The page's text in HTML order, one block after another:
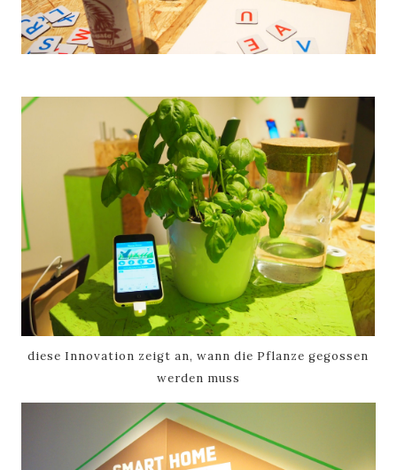
diese Innovation zeigt an, wann die Pflanze gegossen
werden muss